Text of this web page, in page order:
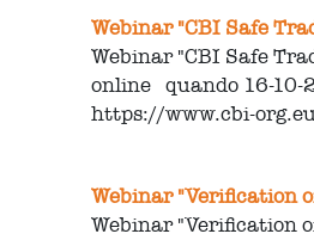
Webinar "CBI Safe
Webinar "CBI Safe
online quando 16-
https://www.cbi-
Webinar "Verification
Webinar "Verification